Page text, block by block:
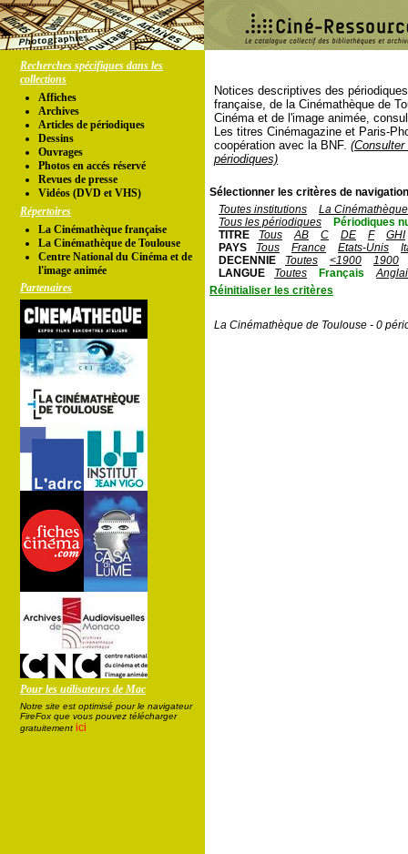
Recherches spécifiques dans les
collections
Affiches
Archives
Articles de périodiques
Dessins
Ouvrages
Photos en accés réservé
Revues de presse
Vidéos (DVD et VHS)
Répertoires
La Cinémathèque française
La Cinémathèque de Toulouse
Centre National du Cinéma et de
l'image animée
Partenaires
Pour les utilisateurs de Mac
Notre site est optimisé pour le navigateur
FireFox que vous pouvez télécharger
gratuitement ici
Notices descriptives des
française, de la Cinémathèque de
Cinéma et de l'image animée,
Les titres Cinémagazine et Paris-
coopération avec la BNF.
périodiques)
Sélectionner les critères de
Toutes institutions
La
Tous les périodiques
Périodiques
TITRE
Tous AB C DE F
GHI
PAYS
Tous France Etats-Unis
DECENNIE
Toutes <1900
1900
LANGUE
Toutes Français
Réinitialiser les critères
La Cinémathèque de Toulouse - 0